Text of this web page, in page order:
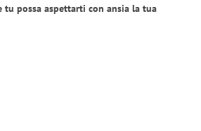
tu possa aspettarti con ansia la tua